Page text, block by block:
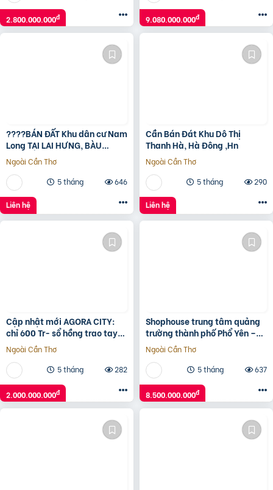
2.800.000.000đ 9.080.000.000đ
????BÁN ĐẤT Khu dân cư Nam
Long TẠI LAI HƯNG, BÀU
BÀNG, BÌNH DƯƠNG????
Ngoài Cần Thơ
5 tháng
646
Liên hệ
Cần Bán Đát Khu Dô Thị
Thanh Hà, Hà Đông ,Hn
Ngoài Cần Thơ
5 tháng
290
Liên hệ
Cập nhật mới AGORA CITY:
chỉ 600 Tr- sổ hồng trao tay-
không gốc & Hỗ trợ LS 24
tháng.Vũ 0933910039
Ngoài Cần Thơ
5 tháng
282
2.000.000.000đ
Shophouse trung tâm quảng
trường thành phố Phổ Yên –
Thái Nguyên
Ngoài Cần Thơ
5 tháng
637
8.500.000.000đ